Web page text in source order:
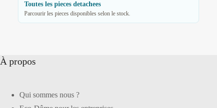
Toutes les pieces detachees
Parcourir les pieces disponibles selon le stock.
À propos
Qui sommes nous ?